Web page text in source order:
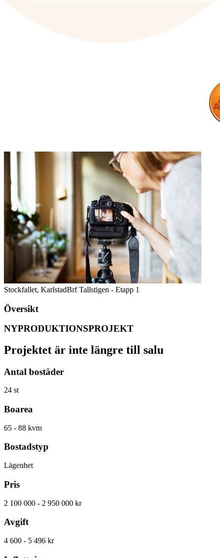
Stockfallet, KarlstadBrf Tallstigen - Etapp 1
Översikt
NYPRODUKTIONSPROJEKT
Projektet är inte längre till salu
Antal bostäder
24 st
Boarea
65 - 88 kvm
Bostadstyp
Lägenhet
Pris
2 100 000 - 2 950 000 kr
Avgift
4 600 - 5 496 kr